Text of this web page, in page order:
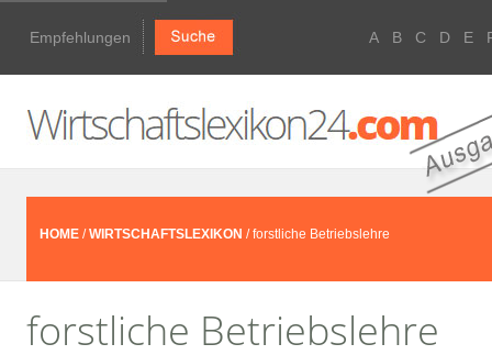
Empfehlungen A B C D E
HOME /WIRTSCHAFTSLEXIKON / forstliche Betriebslehre
forstliche Betriebslehre